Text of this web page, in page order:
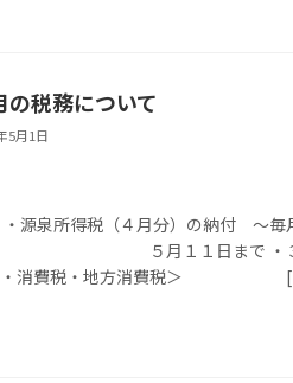
の税務について
5月1日
・源泉所得税（４月分）の納付 ～毎
月１１日まで ・３月決
・消費税・地方消費税＞